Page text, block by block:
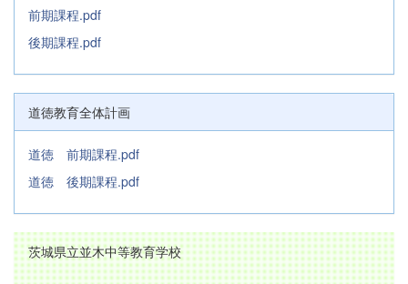
前期課程.pdf
後期課程.pdf
道徳教育全体計画
道徳 前期課程.pdf
道徳 後期課程.pdf
茨城県立並木中等教育学校